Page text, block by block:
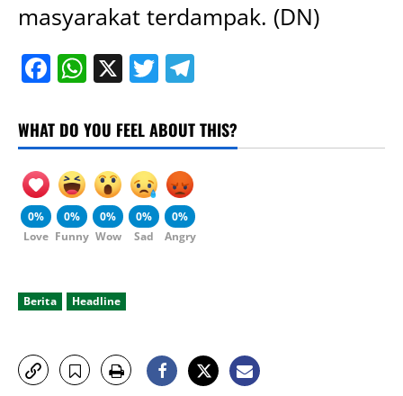
masyarakat terdampak. (DN)
Facebook
WhatsApp
X Twitter
WHAT DO YOU FEEL ABOUT THIS?
0%
Love
0%
Funny
0%
Wow
0%
Sad
0%
Angry
Berita Headline